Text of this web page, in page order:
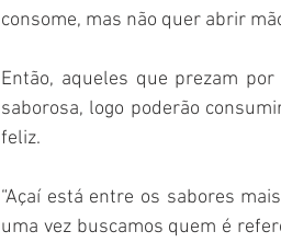
consome, mas não quer abrir
Então, aqueles que prezam por
saborosa, logo poderão
feliz.
“Açaí está entre os sabores
uma vez buscamos quem é